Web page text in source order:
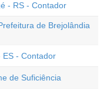
- RS - Contador
de Brejolândia
ES - Contador
de Suficiência